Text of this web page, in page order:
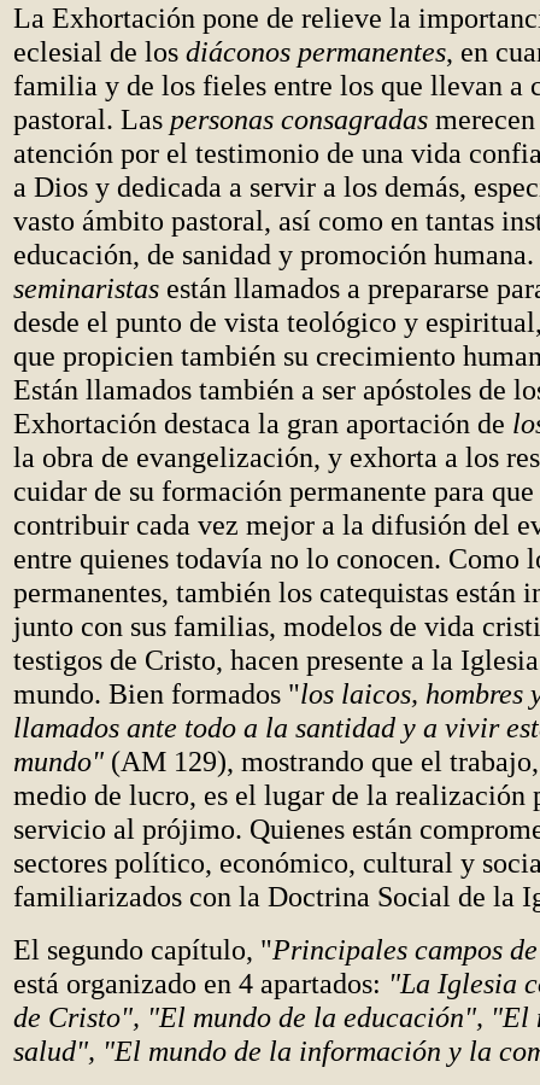
La Exhortación pone de relieve la
eclesial de los diáconos permanentes, en
familia y de los fieles entre los que llevan a
pastoral. Las personas consagradas
atención por el testimonio de una vida
a Dios y dedicada a servir a los demás,
vasto ámbito pastoral, así como en tantas
educación, de sanidad y promoción
seminaristas están llamados a prepararse
desde el punto de vista teológico y
que propicien también su crecimiento
Están llamados también a ser apóstoles de
Exhortación destaca la gran aportación de
la obra de evangelización, y exhorta a los
cuidar de su formación permanente para que
contribuir cada vez mejor a la difusión del
entre quienes todavía no lo conocen. Como
permanentes, también los catequistas están
junto con sus familias, modelos de vida
testigos de Cristo, hacen presente a la
mundo. Bien formados "los laicos, hombres
llamados ante todo a la santidad y a vivir
mundo" (AM 129), mostrando que el
medio de lucro, es el lugar de la realización
servicio al prójimo. Quienes están
sectores político, económico, cultural y
familiarizados con la Doctrina Social de la
El segundo capítulo, "Principales campos
está organizado en 4 apartados: "La Iglesia
de Cristo", "El mundo de la educación", "El
salud", "El mundo de la información y la